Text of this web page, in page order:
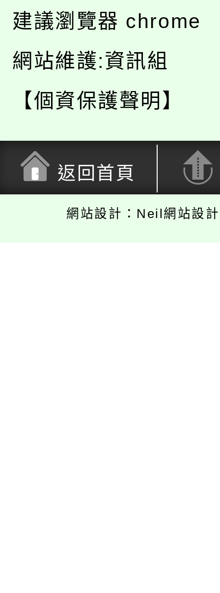
建議瀏覽器 chrome
網站維護:資訊組
【個資保護聲明】
返回首頁
網站設計：Neil網站設